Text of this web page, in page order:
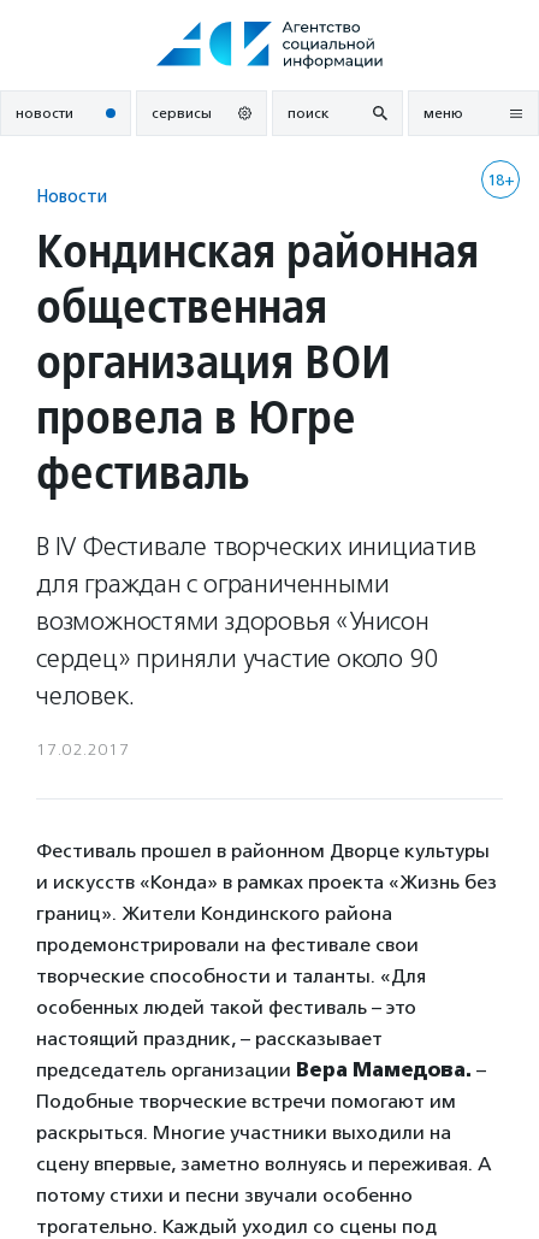
новости сервисы поиск меню
18+
Новости
Кондинская районная
общественная
организация ВОИ
провела в Югре
фестиваль
В IV Фестивале творческих инициатив
для граждан с ограниченными
возможностями здоровья «Унисон
сердец» приняли участие около 90
человек.
17.02.2017
Фестиваль прошел в районном Дворце культуры
и искусств «Конда» в рамках проекта «Жизнь без
границ». Жители Кондинского района
продемонстрировали на фестивале свои
творческие способности и таланты. «Для
особенных людей такой фестиваль – это
настоящий праздник, – рассказывает
председатель организации Вера Мамедова. –
Подобные творческие встречи помогают им
раскрыться. Многие участники выходили на
сцену впервые, заметно волнуясь и переживая. А
потому стихи и песни звучали особенно
трогательно. Каждый уходил со сцены под